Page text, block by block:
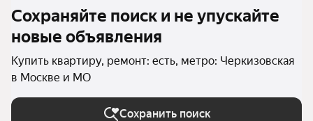
Сохраняйте поиск и не упускайте
новые объявления
Купить квартиру, ремонт: есть, метро: Черкизовская
в Москве и МО
Сохранить поиск